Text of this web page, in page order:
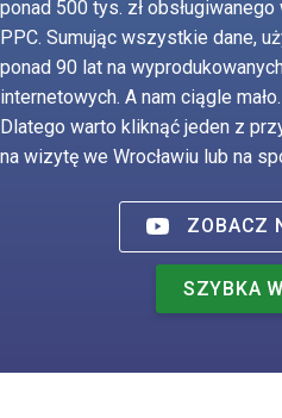
ponad 500 tys. zł
PPC. Sumując wszystkie dane,
ponad 90 lat na
internetowych. A nam ciągle
Dlatego warto kliknąć jeden z
na wizytę we Wrocławiu lub na
ZOBACZ
SZYBKA